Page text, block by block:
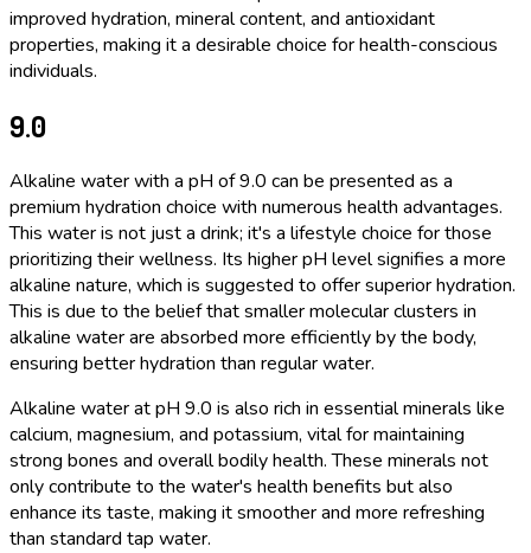
improved hydration, mineral content, and antioxidant
properties, making it a desirable choice for health-conscious
individuals.
9.0
Alkaline water with a pH of 9.0 can be presented as a
premium hydration choice with numerous health advantages.
This water is not just a drink; it's a lifestyle choice for those
prioritizing their wellness. Its higher pH level signifies a more
alkaline nature, which is suggested to offer superior hydration.
This is due to the belief that smaller molecular clusters in
alkaline water are absorbed more efficiently by the body,
ensuring better hydration than regular water.
Alkaline water at pH 9.0 is also rich in essential minerals like
calcium, magnesium, and potassium, vital for maintaining
strong bones and overall bodily health. These minerals not
only contribute to the water's health benefits but also
enhance its taste, making it smoother and more refreshing
than standard tap water.